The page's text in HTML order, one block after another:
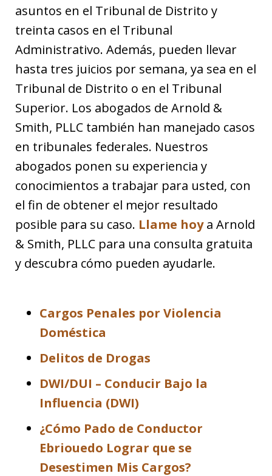
asuntos en el Tribunal de Distrito y
treinta casos en el Tribunal
Administrativo. Además, pueden llevar
hasta tres juicios por semana, ya sea en el
Tribunal de Distrito o en el Tribunal
Superior. Los abogados de Arnold &
Smith, PLLC también han manejado casos
en tribunales federales. Nuestros
abogados ponen su experiencia y
conocimientos a trabajar para usted, con
el fin de obtener el mejor resultado
posible para su caso. Llame hoya Arnold
& Smith, PLLC para una consulta gratuita
y descubra cómo pueden ayudarle.
Cargos Penales por Violencia
Doméstica
Delitos de Drogas
DWI/DUI – Conducir Bajo la
Influencia (DWI)
¿Cómo Pado de Conductor
Ebriouedo Lograr que se
Desestimen Mis Cargos?